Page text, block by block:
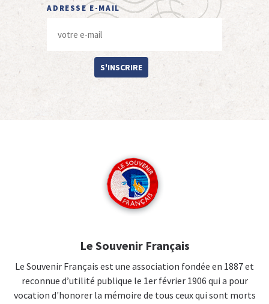
ADRESSE E-MAIL
S'INSCRIRE
Le Souvenir Français
Le Souvenir Français est une association fondée en 1887 et
reconnue d’utilité publique le 1er février 1906 qui a pour
vocation d'honorer la mémoire de tous ceux qui sont morts